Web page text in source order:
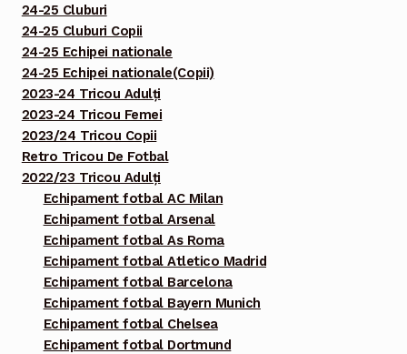
24-25 Cluburi
24-25 Cluburi Copii
24-25 Echipei nationale
24-25 Echipei nationale(Copii)
2023-24 Tricou Adulți
2023-24 Tricou Femei
2023/24 Tricou Copii
Retro Tricou De Fotbal
2022/23 Tricou Adulți
Echipament fotbal AC Milan
Echipament fotbal Arsenal
Echipament fotbal As Roma
Echipament fotbal Atletico Madrid
Echipament fotbal Barcelona
Echipament fotbal Bayern Munich
Echipament fotbal Chelsea
Echipament fotbal Dortmund